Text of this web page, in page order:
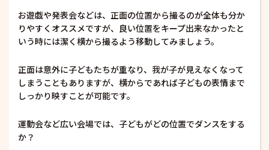
お遊戯や発表会などは、正面の位置から撮るのが全体も分か
りやすくオススメですが、良い位置をキープ出来なかったと
いう時には潔く横から撮るよう移動してみましょう。
正面は意外に子どもたちが重なり、我が子が見えなくなって
しまうこともありますが、横からであれば子どもの表情まで
しっかり映すことが可能です。
運動会など広い会場では、子どもがどの位置でダンスをする
か？